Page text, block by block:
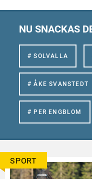
NU SNACKAS
# SOLVALLA
# ÅKE SVANSTEDT
# PER ENGBLOM
SPORT